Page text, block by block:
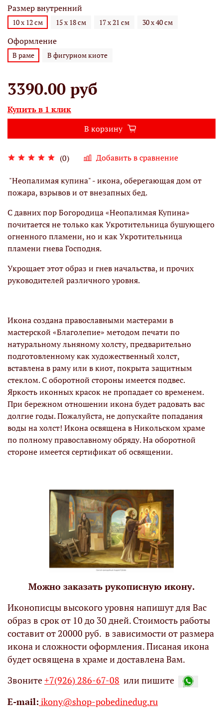
(0) Добавить в сравнение
Размер внутренний
10 х 12 см 15 х 18 см 17 х 21 см 30 х 40 см
Оформление
В раме В фигурном киоте
3390.00 руб
Купить в 1 клик
В корзину
"Неопалимая купина" - икона, оберегающая дом от
пожара, взрывов и от внезапных бед.
С давних пор Богородица «Неопалимая Купина»
почитается не только как Укротительница бушующего
огненного пламени, но и как Укротительница
пламени гнева Господня.
Укрощает этот образ и гнев начальства, и прочих
руководителей различного уровня.
Икона создана православными мастерами в
мастерской «Благолепие» методом печати по
натуральному льняному холсту, предварительно
подготовленному как художественный холст,
вставлена в раму или в киот, покрыта защитным
стеклом. С оборотной стороны имеется подвес.
Яркость иконных красок не пропадает со временем.
При бережном отношении икона будет радовать вас
долгие годы. Пожалуйста, не допускайте попадания
воды на холст! Икона освящена в Никольском храме
по полному православному обряду. На оборотной
стороне имеется сертификат об освящении.
Можно заказать рукописную икону.
Иконописцы высокого уровня напишут для Вас
образ в срок от 10 до 30 дней. Стоимость работы
составит от 20000 руб. в зависимости от размера
икона и сложности оформления. Писаная икона
будет освящена в храме и доставлена Вам.
Звоните+7(926) 286-67-08 или пишите
Е-mail: ikony@shop-pobedinedug.ru